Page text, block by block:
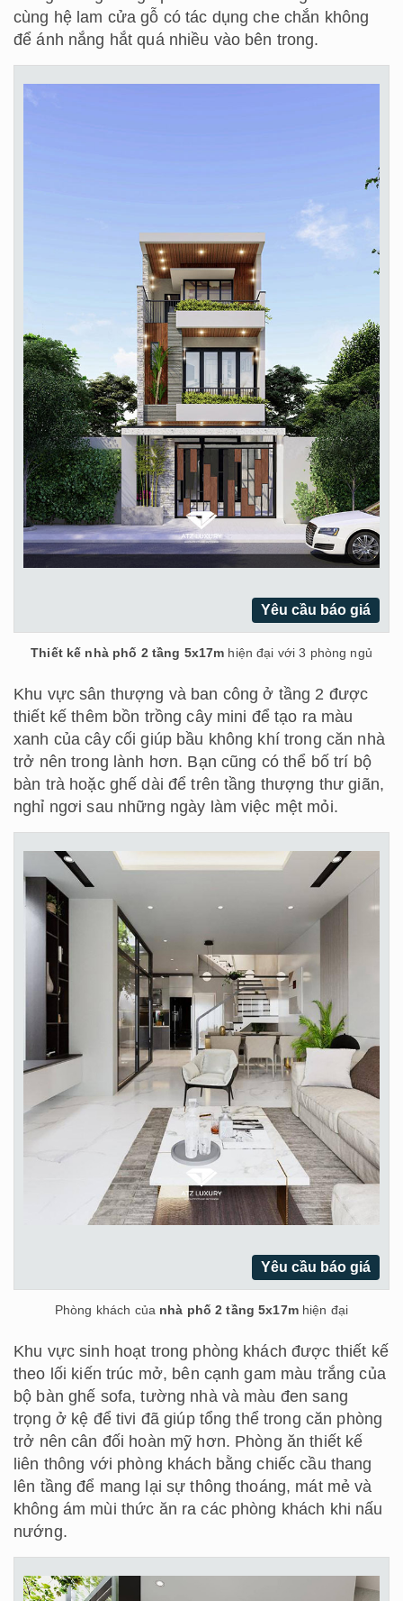
cùng hệ lam cửa gỗ có tác dụng che chắn không
để ánh nắng hắt quá nhiều vào bên trong.
Yêu cầu báo giá
Thiết kế nhà phố 2 tầng 5x17m hiện đại với 3 phòng ngủ
Khu vực sân thượng và ban công ở tầng 2 được
thiết kế thêm bồn trồng cây mini để tạo ra màu
xanh của cây cối giúp bầu không khí trong căn nhà
trở nên trong lành hơn. Bạn cũng có thể bố trí bộ
bàn trà hoặc ghế dài để trên tầng thượng thư giãn,
nghỉ ngơi sau những ngày làm việc mệt mỏi.
Yêu cầu báo giá
Phòng khách của nhà phố 2 tầng 5x17mhiện đại
Khu vực sinh hoạt trong phòng khách được thiết kế
theo lối kiến trúc mở, bên cạnh gam màu trắng của
bộ bàn ghế sofa, tường nhà và màu đen sang
trọng ở kệ để tivi đã giúp tổng thể trong căn phòng
trở nên cân đối hoàn mỹ hơn. Phòng ăn thiết kế
liên thông với phòng khách bằng chiếc cầu thang
lên tầng để mang lại sự thông thoáng, mát mẻ và
không ám mùi thức ăn ra các phòng khách khi nấu
nướng.